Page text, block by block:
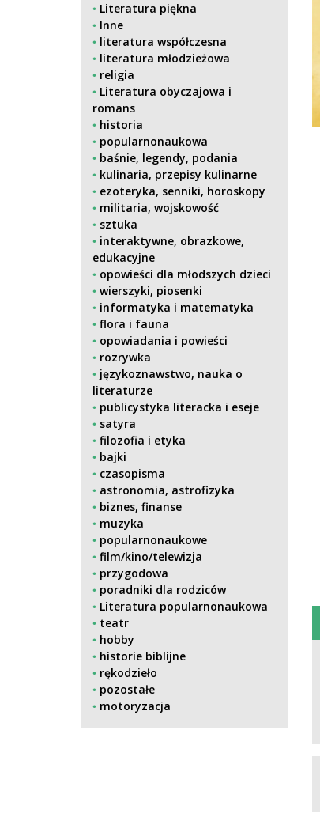
Literatura piękna
Inne
literatura współczesna
literatura młodzieżowa
religia
Literatura obyczajowa i
romans
historia
popularnonaukowa
baśnie, legendy, podania
kulinaria, przepisy kulinarne
ezoteryka, senniki, horoskopy
militaria, wojskowość
sztuka
interaktywne, obrazkowe,
edukacyjne
opowieści dla młodszych dzieci
wierszyki, piosenki
informatyka i matematyka
flora i fauna
opowiadania i powieści
rozrywka
językoznawstwo, nauka o
literaturze
publicystyka literacka i eseje
satyra
filozofia i etyka
bajki
czasopisma
astronomia, astrofizyka
biznes, finanse
muzyka
popularnonaukowe
film/kino/telewizja
przygodowa
poradniki dla rodziców
Literatura popularnonaukowa
teatr
hobby
historie biblijne
rękodzieło
pozostałe
motoryzacja